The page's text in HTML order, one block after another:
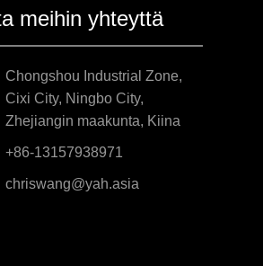
meihin yhteyttä
Chongshou Industrial Zone,
Cixi City, Ningbo City,
Zhejiangin maakunta, Kiina
+86-13157938971
chriswang@yah.asia